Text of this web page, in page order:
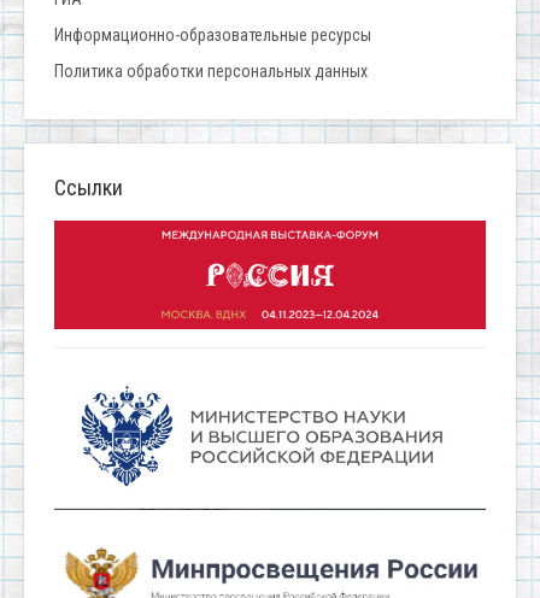
Информационно-образовательные ресурсы
Политика обработки персональных данных
Ссылки